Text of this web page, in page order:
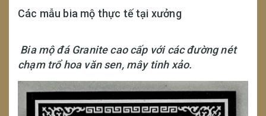
Các mẫu bia mộ thực tế tại xưởng
Bia mộ đá Granite cao cấp với các đường nét
chạm trổ hoa văn sen, mây tinh xảo.